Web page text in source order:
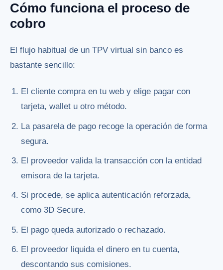
Cómo funciona el proceso de
cobro
El flujo habitual de un TPV virtual sin banco es
bastante sencillo:
El cliente compra en tu web y elige pagar con
tarjeta, wallet u otro método.
La pasarela de pago recoge la operación de forma
segura.
El proveedor valida la transacción con la entidad
emisora de la tarjeta.
Si procede, se aplica autenticación reforzada,
como 3D Secure.
El pago queda autorizado o rechazado.
El proveedor liquida el dinero en tu cuenta,
descontando sus comisiones.